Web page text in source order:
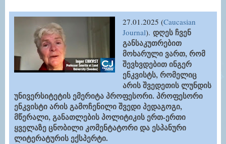
27.01.2025 (Caucasian
Journal).დღეს ჩვენ
განსაკუთრებით
მოხარული ვართ, რომ
შევხვდებით ინგერ
ენკვისტს, რომელიც
არის შვედეთის ლუნდის
უნივერსიტეტის ემერიტა პროფესორი. პროფესორი
ენკვისტი არის გამოჩენილი შვედი პედაგოგი,
მწერალი, განათლების პოლიტიკის ერთ-ერთი
ყველაზე ცნობილი კომენტატორი და ესპანური
ლიტერატურის ექსპერტი.